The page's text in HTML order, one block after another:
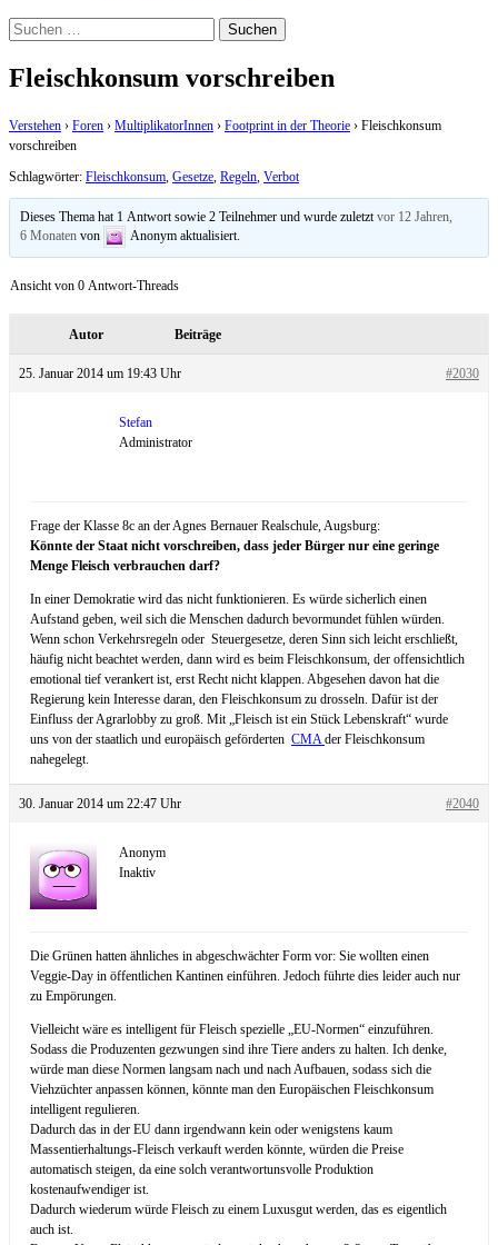
Suchen
nach:
Fleischkonsum vorschreiben
Verstehen › Foren › MultiplikatorInnen › Footprint in der Theorie › Fleischkonsum
vorschreiben
Schlagwörter: Fleischkonsum Gesetze Regeln Verbot
Dieses Thema hat 1 Antwort sowie 2 Teilnehmer und wurde zuletztvor 12 Jahren,
6 Monaten von Anonym aktualisiert.
Ansicht von 0 Antwort-Threads
Autor Beiträge
25. Januar 2014 um 19:43 Uhr #2030
Stefan
Administrator
Frage der Klasse 8c an der Agnes Bernauer Realschule, Augsburg:
Könnte der Staat nicht vorschreiben, dass jeder Bürger nur eine geringe
Menge Fleisch verbrauchen darf?
In einer Demokratie wird das nicht funktionieren. Es würde sicherlich einen
Aufstand geben, weil sich die Menschen dadurch bevormundet fühlen würden.
Wenn schon Verkehrsregeln oder Steuergesetze, deren Sinn sich leicht erschließt,
häufig nicht beachtet werden, dann wird es beim Fleischkonsum, der offensichtlich
emotional tief verankert ist, erst Recht nicht klappen. Abgesehen davon hat die
Regierung kein Interesse daran, den Fleischkonsum zu drosseln. Dafür ist der
Einfluss der Agrarlobby zu groß. Mit „Fleisch ist ein Stück Lebenskraft“ wurde
uns von der staatlich und europäisch geförderten CMA der Fleischkonsum
nahegelegt.
30. Januar 2014 um 22:47 Uhr #2040
Anonym
Inaktiv
Die Grünen hatten ähnliches in abgeschwächter Form vor: Sie wollten einen
Veggie-Day in öffentlichen Kantinen einführen. Jedoch führte dies leider auch nur
zu Empörungen.
Vielleicht wäre es intelligent für Fleisch spezielle „EU-Normen“ einzuführen.
Sodass die Produzenten gezwungen sind ihre Tiere anders zu halten. Ich denke,
würde man diese Normen langsam nach und nach Aufbauen, sodass sich die
Viehzüchter anpassen können, könnte man den Europäischen Fleischkonsum
intelligent regulieren.
Dadurch das in der EU dann irgendwann kein oder wenigstens kaum
Massentierhaltungs-Fleisch verkauft werden könnte, würden die Preise
automatisch steigen, da eine solch verantwortunsvolle Produktion
kostenaufwendiger ist.
Dadurch wiederum würde Fleisch zu einem Luxusgut werden, das es eigentlich
auch ist.